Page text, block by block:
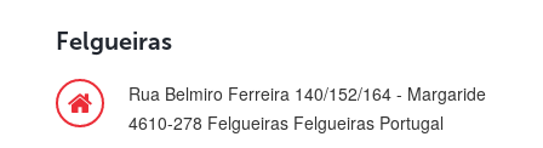
Felgueiras
Rua Belmiro Ferreira 140/152/164 - Margaride
4610-278 Felgueiras Felgueiras Portugal